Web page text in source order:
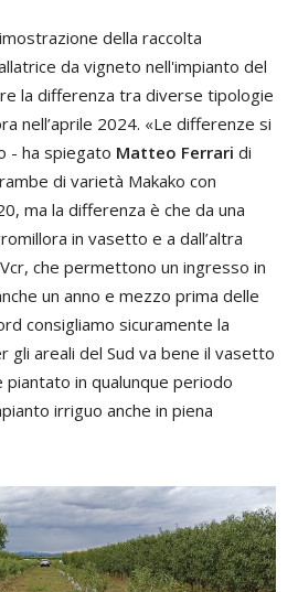
della raccolta
da vigneto nell'impianto del
la differenza tra diverse tipologie
nell’aprile 2024. «Le differenze si
- ha spiegato Matteo Ferrari di
di varietà Makako con
ma la differenza è che da una
in vasetto e a dall’altra
che permettono un ingresso in
un anno e mezzo prima delle
consigliamo sicuramente la
gli areali del Sud va bene il vasetto
in qualunque periodo
irriguo anche in piena